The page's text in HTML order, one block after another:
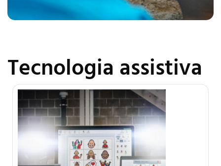
Tecnologia assistiva